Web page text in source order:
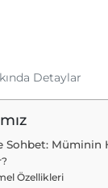
Detaylar
Sohbet: Müminin
Özellikleri